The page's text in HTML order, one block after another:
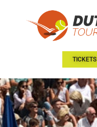
TICKETS